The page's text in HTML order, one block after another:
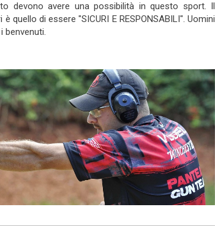
devono avere una possibilità in questo sport. Il
di essere "SICURI E RESPONSABILI". Uomini
benvenuti.